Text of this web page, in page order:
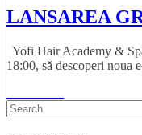
LANSAREA
Yofi Hair Academy &
18:00, să descoperi noua